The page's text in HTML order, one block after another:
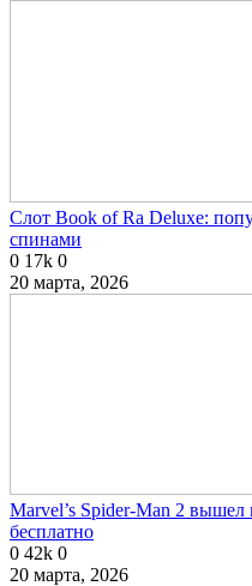
Слот Book of Ra Deluxe:
спинами
0 17k 0
20 марта, 2026
Marvel’s Spider-Man 2
бесплатно
0 42k 0
20 марта, 2026